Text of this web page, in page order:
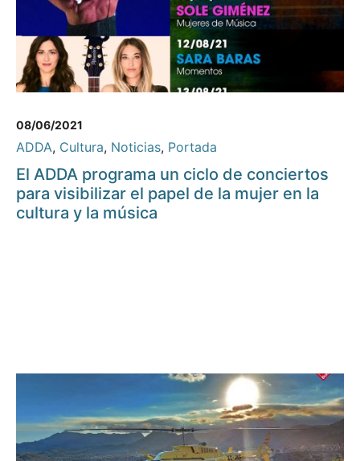
08/06/2021
ADDA, Cultura, Noticias, Portada
El ADDA programa un ciclo de conciertos
para visibilizar el papel de la mujer en la
cultura y la música